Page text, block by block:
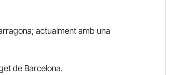
actualment amb una
de Barcelona.